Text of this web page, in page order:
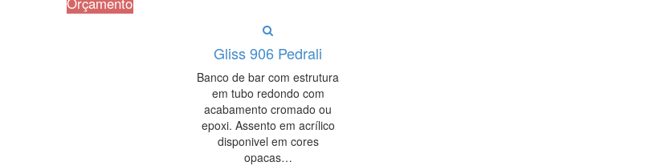
Gliss 906 Pedrali
Banco de bar com estrutura
em tubo redondo com
acabamento cromado ou
epoxi. Assento em acrílico
disponivel em cores
opacas…